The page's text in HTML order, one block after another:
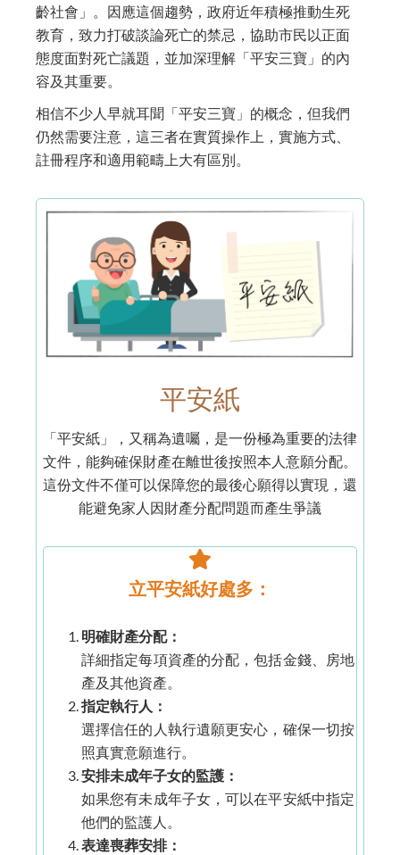
齡社會」。因應這個趨勢，政府近年積極推動生死
教育，致力打破談論死亡的禁忌，協助市民以正面
態度面對死亡議題，並加深理解「平安三寶」的內
容及其重要。
相信不少人早就耳聞「平安三寶」的概念，但我們
仍然需要注意，這三者在實質操作上，實施方式、
註冊程序和適用範疇上大有區別。
平安紙
「平安紙」，又稱為遺囑，是一份極為重要的法律
文件，能夠確保財產在離世後按照本人意願分配。
這份文件不僅可以保障您的最後心願得以實現，還
能避免家人因財產分配問題而產生爭議
立平安紙好處多：
明確財產分配：
詳細指定每項資產的分配，包括金錢、房地
產及其他資產。
指定執行人：
選擇信任的人執行遺願更安心，確保一切按
照真實意願進行。
安排未成年子女的監護：
如果您有未成年子女，可以在平安紙中指定
他們的監護人。
表達喪葬安排：